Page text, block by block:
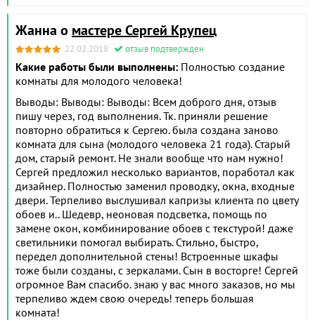
Жанна о мастере Сергей Крупец
22.02.2018 отзыв подтвержден
Какие работы были выполнены: Полностью создание
комнаты для молодого человека!
Выводы: Выводы: Выводы: Всем доброго дня, отзыв
пишу через, год выполнения. Тк. приняли решение
повторно обратиться к Сергею. была создана заново
комната для сына (молодого человека 21 года). Старый
дом, старый ремонт. Не знали вообще что нам нужно!
Сергей предложил несколько вариантов, поработал как
дизайнер. Полностью заменил проводку, окна, входные
двери. Терпеливо выслушивал капризы клиента по цвету
обоев и.. Шедевр, неоновая подсветка, помощь по
замене окон, комбинирование обоев с текстурой! даже
светильники помогал выбирать. Стильно, быстро,
передел дополнительной стены! Встроенные шкафы
тоже были созданы, с зеркалами. Сын в восторге! Сергей
огромное Вам спасибо. знаю у вас много заказов, но мы
терпеливо ждем свою очередь! теперь большая
комната!